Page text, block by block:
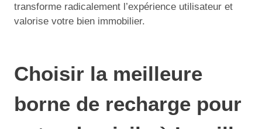
transforme radicalement l’expérience utilisateur et
valorise votre bien immobilier.
Choisir la meilleure
borne de recharge pour